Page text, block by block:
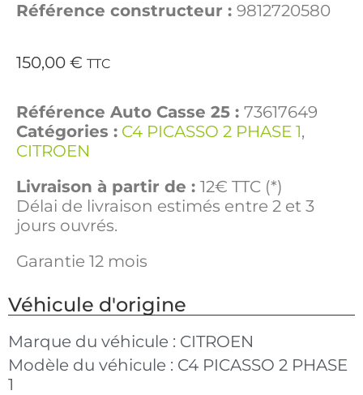
Référence constructeur : 9812720580
150,00 € TTC
Référence Auto Casse 25 : 73617649
Catégories : C4 PICASSO 2 PHASE 1,
CITROEN
Livraison à partir de : 12€ TTC (*)
Délai de livraison estimés entre 2 et 3
jours ouvrés.
Garantie 12 mois
Véhicule d'origine
Marque du véhicule : CITROEN
Modèle du véhicule : C4 PICASSO 2 PHASE
1